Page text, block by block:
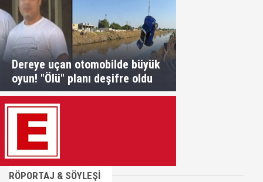
Dereye uçan otomobilde büyük
oyun! "Ölü" planı deşifre oldu
RÖPORTAJ & SÖYLEŞİ